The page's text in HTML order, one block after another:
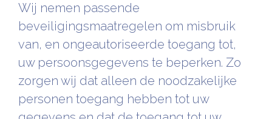
Wij nemen passende
beveiligingsmaatregelen om misbruik
van, en ongeautoriseerde toegang tot,
uw persoonsgegevens te beperken. Zo
zorgen wij dat alleen de noodzakelijke
personen toegang hebben tot uw